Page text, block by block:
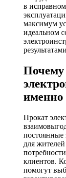
в
максимум
идеальном
Почему
именно
Прокат
постоянные
для
клиентов.
помогут